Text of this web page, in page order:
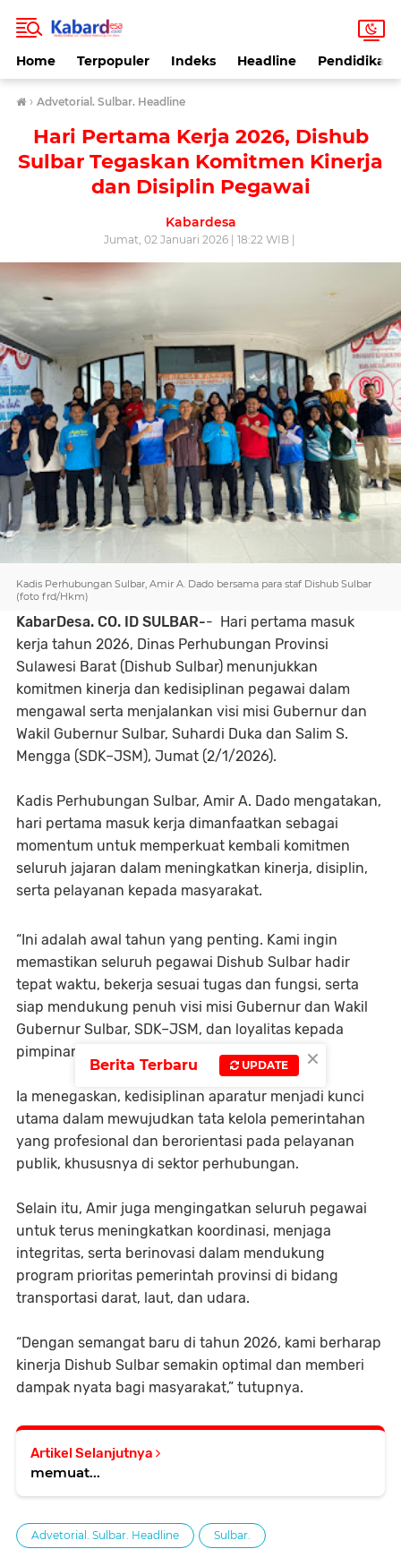
Home Terpopuler Indeks Headline Pendidikan
› Advetorial. Sulbar. Headline
Hari Pertama Kerja 2026, Dishub
Sulbar Tegaskan Komitmen Kinerja
dan Disiplin Pegawai
Kabardesa
Jumat, 02 Januari 2026 | 18:22 WIB |
Kadis Perhubungan Sulbar, Amir A. Dado bersama para staf Dishub Sulbar
(foto frd/Hkm)
KabarDesa. CO. ID SULBAR-- Hari pertama masuk
kerja tahun 2026, Dinas Perhubungan Provinsi
Sulawesi Barat (Dishub Sulbar) menunjukkan
komitmen kinerja dan kedisiplinan pegawai dalam
mengawal serta menjalankan visi misi Gubernur dan
Wakil Gubernur Sulbar, Suhardi Duka dan Salim S.
Mengga (SDK–JSM), Jumat (2/1/2026).
Kadis Perhubungan Sulbar, Amir A. Dado mengatakan,
hari pertama masuk kerja dimanfaatkan sebagai
momentum untuk memperkuat kembali komitmen
seluruh jajaran dalam meningkatkan kinerja, disiplin,
serta pelayanan kepada masyarakat.
“Ini adalah awal tahun yang penting. Kami ingin
memastikan seluruh pegawai Dishub Sulbar hadir
tepat waktu, bekerja sesuai tugas dan fungsi, serta
siap mendukung penuh visi misi Gubernur dan Wakil
Gubernur Sulbar, SDK–JSM, dan loyalitas kepada
pimpinan,” ujar Amir.
Ia menegaskan, kedisiplinan aparatur menjadi kunci
utama dalam mewujudkan tata kelola pemerintahan
yang profesional dan berorientasi pada pelayanan
publik, khususnya di sektor perhubungan.
Selain itu, Amir juga mengingatkan seluruh pegawai
untuk terus meningkatkan koordinasi, menjaga
integritas, serta berinovasi dalam mendukung
program prioritas pemerintah provinsi di bidang
transportasi darat, laut, dan udara.
“Dengan semangat baru di tahun 2026, kami berharap
kinerja Dishub Sulbar semakin optimal dan memberi
dampak nyata bagi masyarakat,” tutupnya.
Artikel Selanjutnya
memuat...
Advetorial. Sulbar. Headline Sulbar.
×
Berita Terbaru UPDATE